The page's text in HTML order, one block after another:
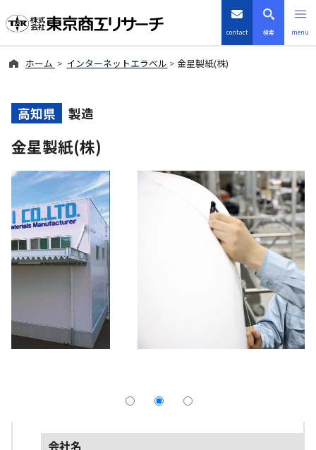
contact 検索 menu
優良企業サイト
会社案内
商品・サービス
導入事例
English
ホーム インターネットエラベル 金星製紙(株)
高知県 製造
金星製紙(株)
会社名